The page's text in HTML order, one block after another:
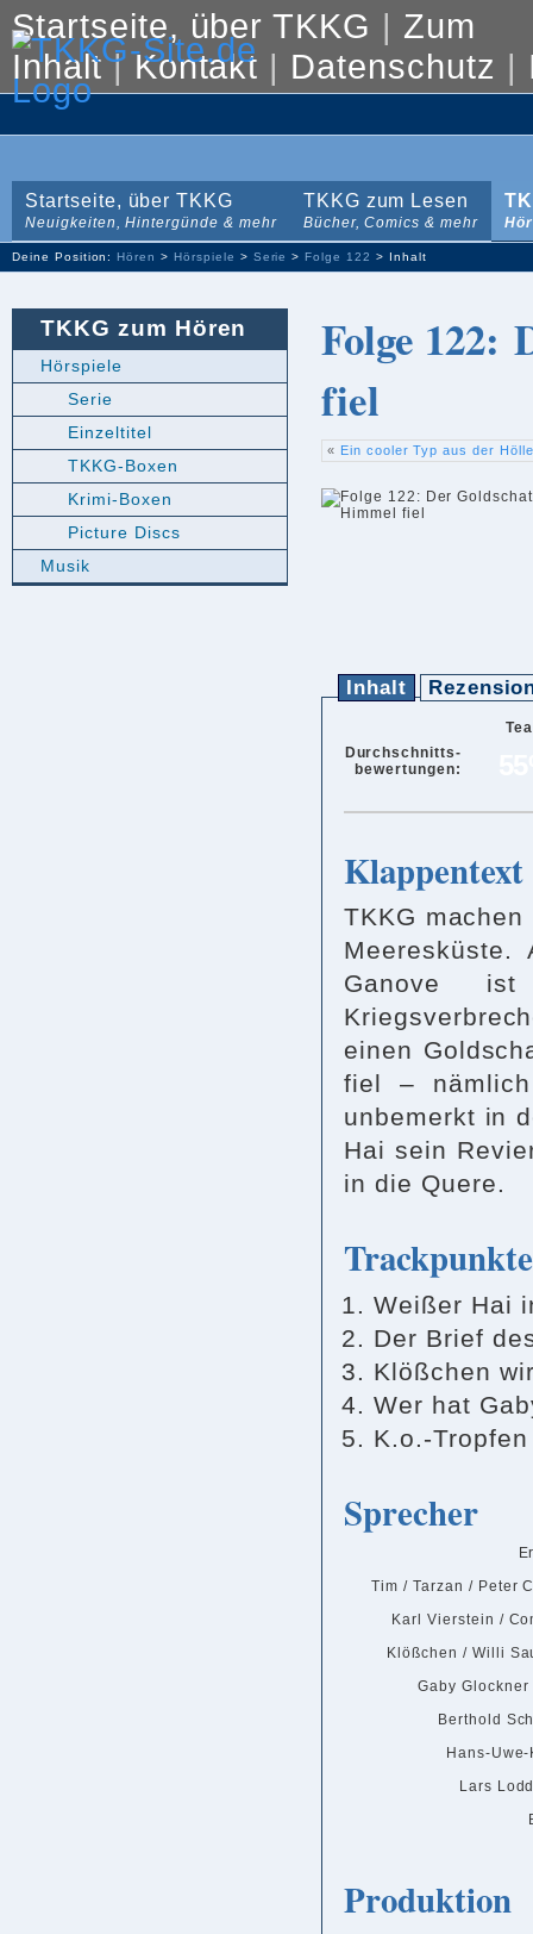
Startseite, über TKKG | Zum
Inhalt|Kontakt | Datenschutz |
Startseite, über TKKG
Neuigkeiten, Hintergünde & mehr
TKKG zum Lesen
Bücher, Comics & mehr
Deine Position:Hören >Hörspiele > Serie >Folge 122 > Inhalt
Folge 122:
fiel
« Ein cooler Typ aus der Hölle
Inhalt
Durchschnitts-
bewertungen:
Klappentext
TKKG
Ganove
einen
fiel –
unbemerkt in
Hai sein
in die Quere.
Trackpunkte
Weißer Hai
Der Brief
Klößchen
Wer hat
K.o.-
Sprecher
Tim / Tarzan / Peter
Karl Vierstein /
Klößchen / Willi
Gaby Glockner
Berthold
Hans-
Lars
Produktion
TKKG zum Hören
Hörspiele
Serie
Einzeltitel
TKKG-Boxen
Krimi-Boxen
Picture Discs
Musik